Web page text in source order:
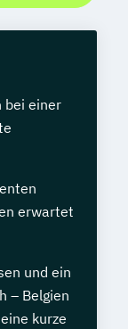
bei einer
erwartet
und ein
– Belgien
kurze